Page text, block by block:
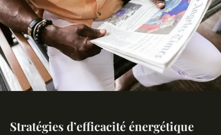
Stratégies d’efficacité énergétique